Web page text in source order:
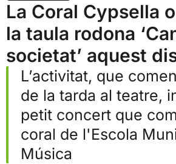
La Coral Cypsella
la taula rodona
societat’ aquest
L’activitat, que
de la tarda al teatre,
petit concert que
coral de l'Escola
Música